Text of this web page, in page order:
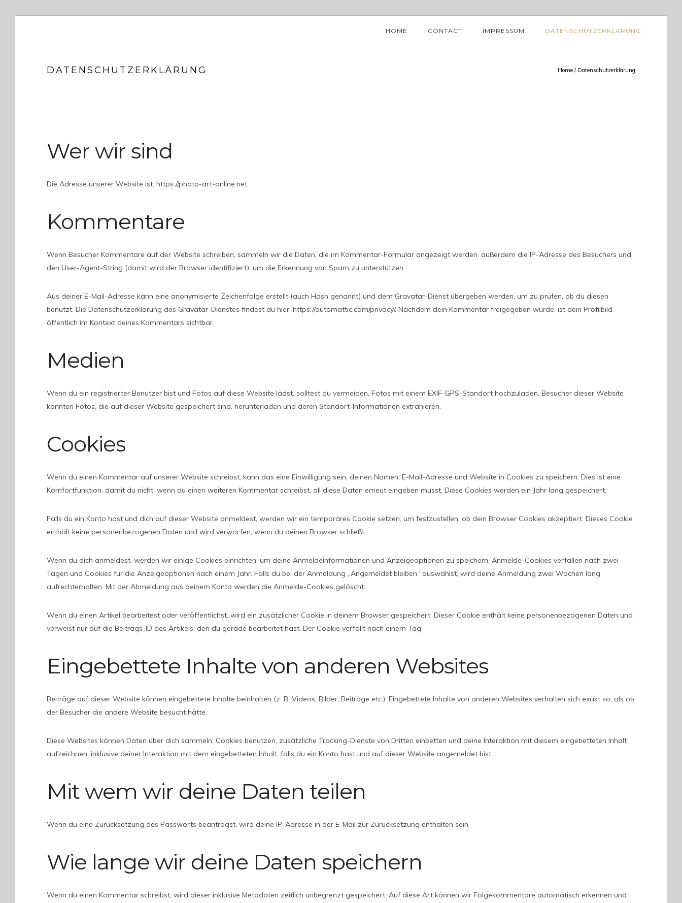
HOME CONTACT IMPRESSUM DATENSCHUTZERKLÄRUNG
DATENSCHUTZERKLÄRUNG Home / Datenschutzerklärung
Wer wir sind
Die Adresse unserer Website ist: https://photo-art-online.net.
Kommentare
Wenn Besucher Kommentare auf der Website schreiben, sammeln wir die Daten, die im Kommentar-Formular angezeigt werden, außerdem die IP-Adresse des Besuchers und
den User-Agent-String (damit wird der Browser identifiziert), um die Erkennung von Spam zu unterstützen.
Aus deiner E-Mail-Adresse kann eine anonymisierte Zeichenfolge erstellt (auch Hash genannt) und dem Gravatar-Dienst übergeben werden, um zu prüfen, ob du diesen
benutzt. Die Datenschutzerklärung des Gravatar-Dienstes findest du hier: https://automattic.com/privacy/. Nachdem dein Kommentar freigegeben wurde, ist dein Profilbild
öffentlich im Kontext deines Kommentars sichtbar.
Medien
Wenn du ein registrierter Benutzer bist und Fotos auf diese Website lädst, solltest du vermeiden, Fotos mit einem EXIF-GPS-Standort hochzuladen. Besucher dieser Website
könnten Fotos, die auf dieser Website gespeichert sind, herunterladen und deren Standort-Informationen extrahieren.
Cookies
Wenn du einen Kommentar auf unserer Website schreibst, kann das eine Einwilligung sein, deinen Namen, E-Mail-Adresse und Website in Cookies zu speichern. Dies ist eine
Komfortfunktion, damit du nicht, wenn du einen weiteren Kommentar schreibst, all diese Daten erneut eingeben musst. Diese Cookies werden ein Jahr lang gespeichert.
Falls du ein Konto hast und dich auf dieser Website anmeldest, werden wir ein temporäres Cookie setzen, um festzustellen, ob dein Browser Cookies akzeptiert. Dieses Cookie
enthält keine personenbezogenen Daten und wird verworfen, wenn du deinen Browser schließt.
Wenn du dich anmeldest, werden wir einige Cookies einrichten, um deine Anmeldeinformationen und Anzeigeoptionen zu speichern. Anmelde-Cookies verfallen nach zwei
Tagen und Cookies für die Anzeigeoptionen nach einem Jahr. Falls du bei der Anmeldung „Angemeldet bleiben“ auswählst, wird deine Anmeldung zwei Wochen lang
aufrechterhalten. Mit der Abmeldung aus deinem Konto werden die Anmelde-Cookies gelöscht.
Wenn du einen Artikel bearbeitest oder veröffentlichst, wird ein zusätzlicher Cookie in deinem Browser gespeichert. Dieser Cookie enthält keine personenbezogenen Daten und
verweist nur auf die Beitrags-ID des Artikels, den du gerade bearbeitet hast. Der Cookie verfällt nach einem Tag.
Eingebettete Inhalte von anderen Websites
Beiträge auf dieser Website können eingebettete Inhalte beinhalten (z. B. Videos, Bilder, Beiträge etc.). Eingebettete Inhalte von anderen Websites verhalten sich exakt so, als ob
der Besucher die andere Website besucht hätte.
Diese Websites können Daten über dich sammeln, Cookies benutzen, zusätzliche Tracking-Dienste von Dritten einbetten und deine Interaktion mit diesem eingebetteten Inhalt
aufzeichnen, inklusive deiner Interaktion mit dem eingebetteten Inhalt, falls du ein Konto hast und auf dieser Website angemeldet bist.
Mit wem wir deine Daten teilen
Wenn du eine Zurücksetzung des Passworts beantragst, wird deine IP-Adresse in der E-Mail zur Zurücksetzung enthalten sein.
Wie lange wir deine Daten speichern
Wenn du einen Kommentar schreibst, wird dieser inklusive Metadaten zeitlich unbegrenzt gespeichert. Auf diese Art können wir Folgekommentare automatisch erkennen und